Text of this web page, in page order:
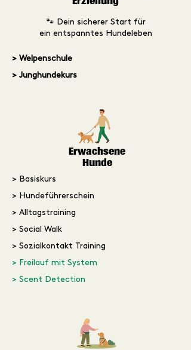
🐾 Dein sicherer Start für
ein entspanntes Hundeleben
> Welpenschule
> Junghundekurs
Erwachsene
Hunde
> Basiskurs
> Hundeführerschein
> Alltagstraining
> Social Walk
> Sozialkontakt Training
> Freilauf mit System
> Scent Detection